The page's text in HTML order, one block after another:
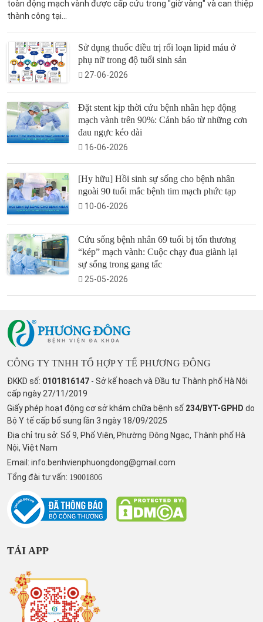
toàn động mạch vành được cấp cứu trong "giờ vàng" và can thiệp
thành công tại...
Sử dụng thuốc điều trị rối loạn lipid máu ở
phụ nữ trong độ tuổi sinh sản
27-06-2026
Đặt stent kịp thời cứu bệnh nhân hẹp động
mạch vành trên 90%: Cảnh báo từ những cơn
đau ngực kéo dài
16-06-2026
[Hy hữu] Hồi sinh sự sống cho bệnh nhân
ngoài 90 tuổi mắc bệnh tim mạch phức tạp
10-06-2026
Cứu sống bệnh nhân 69 tuổi bị tổn thương
“kép” mạch vành: Cuộc chạy đua giành lại
sự sống trong gang tấc
25-05-2026
CÔNG TY TNHH TỔ HỢP Y TẾ PHƯƠNG ĐÔNG
ĐKKD số: 0101816147 - Sở kế hoạch và Đầu tư Thành phố Hà Nội
cấp ngày 27/11/2019
Giấy phép hoạt động cơ sở khám chữa bệnh số 234/BYT-GPHD do
Bộ Y tế cấp bổ sung lần 3 ngày 18/09/2025
Địa chỉ trụ sở: Số 9, Phố Viên, Phường Đông Ngạc, Thành phố Hà
Nội, Việt Nam
Email: info.benhvienphuongdong@gmail.com
Tổng đài tư vấn: 19001806
TẢI APP